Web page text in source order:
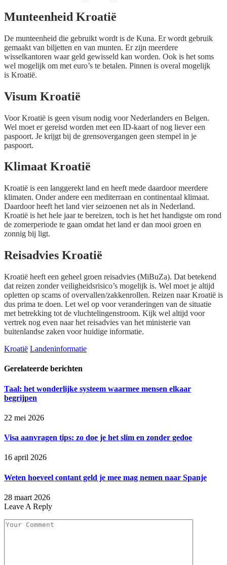
Munteenheid Kroatië
De munteenheid die gebruikt wordt is de Kuna. Er wordt gebruik
gemaakt van biljetten en van munten. Er zijn meerdere
wisselkantoren waar geld gewisseld kan worden. Ook is het soms
wel mogelijk om met euro’s te betalen. Pinnen is overal mogelijk
is Kroatië.
Visum Kroatië
Voor Kroatië is geen visum nodig voor Nederlanders en Belgen.
Wel moet er gereisd worden met een ID-kaart of nog liever een
paspoort. Je krijgt bij de grensovergangen geen stempel in je
paspoort.
Klimaat Kroatië
Kroatië is een langgerekt land en heeft mede daardoor meerdere
klimaten. Onder andere een mediterraan en continentaal klimaat.
Daardoor heeft het land vier seizoenen net als in Nederland.
Kroatië is het hele jaar te bereizen, toch is het het handigste om rond
de zomerperiode te gaan omdat het land er dan mooi groen en
zonnig bij ligt.
Reisadvies Kroatië
Kroatië heeft een geheel groen reisadvies (MiBuZa). Dat betekend
dat reizen zonder veiligheidsrisico’s mogelijk is. Wel moet je altijd
opletten op scams of overvallen/zakkenrollen. Reizen naar Kroatië is
dus prima te doen. Let wel op voor veranderingen van de situatie
met betrekking tot de vluchtelingenstroom. Kijk wel altijd voor
vertrek nog even naar het reisadvies van het ministerie van
buitenlandse zaken voor huidige informatie.
Kroatië Landeninformatie
Gerelateerde berichten
Taal: het wonderlijke systeem waarmee mensen elkaar
begrijpen
22 mei 2026
Visa aanvragen tips: zo doe je het slim en zonder gedoe
16 april 2026
Weten hoeveel contant geld je mee mag nemen naar Spanje
28 maart 2026
Leave A Reply